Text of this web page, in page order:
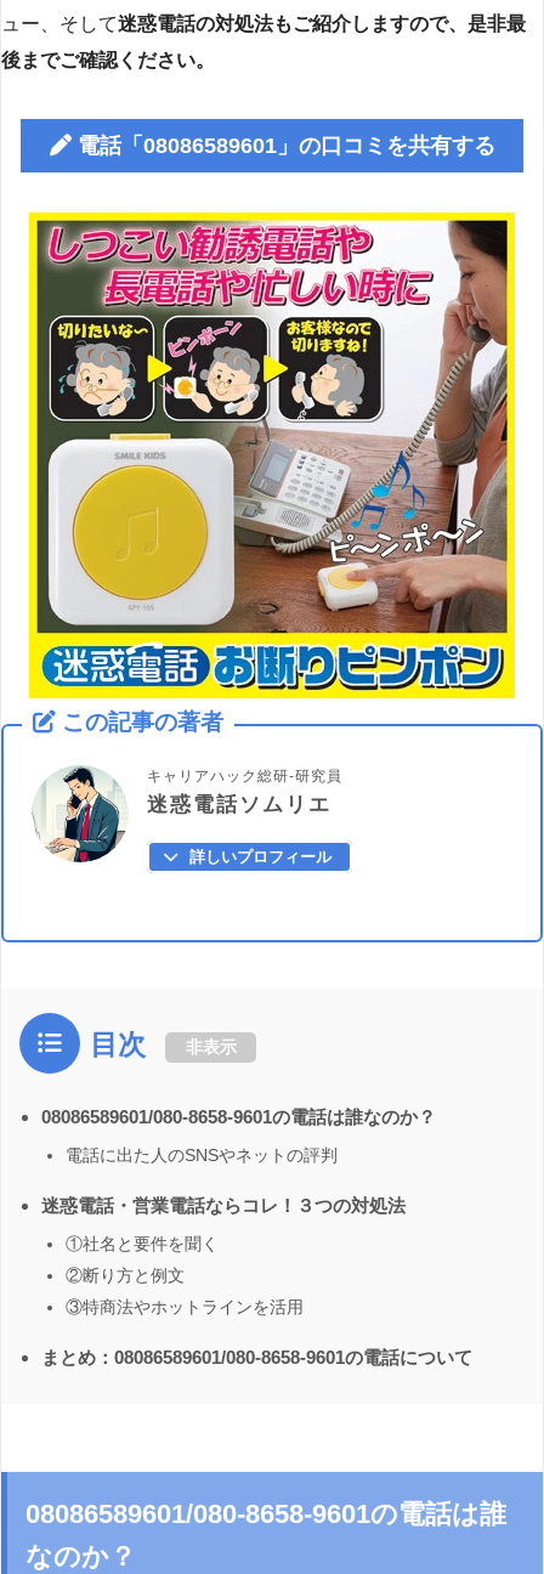
ュー、そして迷惑電話の対処法もご紹介しますので、是非最
後までご確認ください。
電話「08086589601」の口コミを共有する
この記事の著者
キャリアハック総研-研究員
迷惑電話ソムリエ
詳しいプロフィール
目次 非表示
08086589601/080-8658-9601の電話は誰なのか？
電話に出た人のSNSやネットの評判
迷惑電話・営業電話ならコレ！３つの対処法
①社名と要件を聞く
②断り方と例文
③特商法やホットラインを活用
まとめ：08086589601/080-8658-9601の電話について
08086589601/080-8658-9601の電話は誰
なのか？